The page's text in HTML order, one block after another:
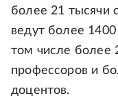
более 21 тысячи
ведут более
том числе более
профессоров и
доцентов.